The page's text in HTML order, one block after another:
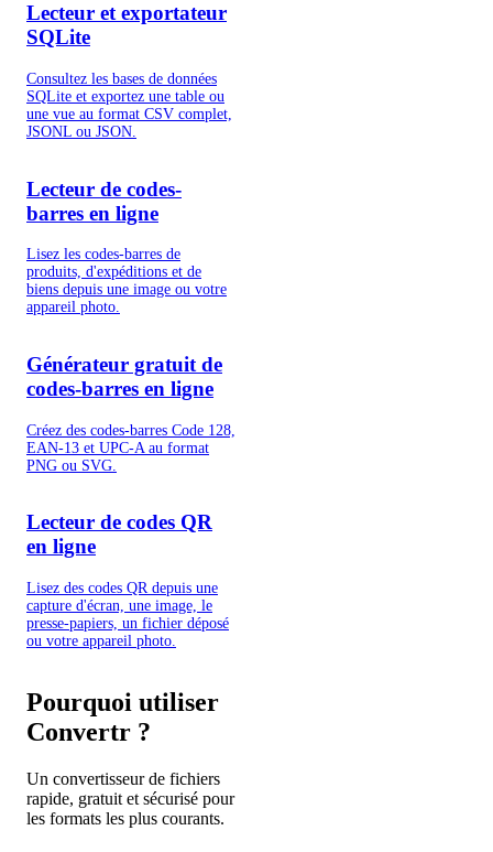
Lecteur et exportateur
SQLite
Consultez les bases de données
SQLite et exportez une table ou
une vue au format CSV complet,
JSONL ou JSON.
Lecteur de codes-
barres en ligne
Lisez les codes-barres de
produits, d'expéditions et de
biens depuis une image ou votre
appareil photo.
Générateur gratuit de
codes-barres en ligne
Créez des codes-barres Code 128,
EAN-13 et UPC-A au format
PNG ou SVG.
Lecteur de codes QR
en ligne
Lisez des codes QR depuis une
capture d'écran, une image, le
presse-papiers, un fichier déposé
ou votre appareil photo.
Pourquoi utiliser
Convertr ?
Un convertisseur de fichiers
rapide, gratuit et sécurisé pour
les formats les plus courants.